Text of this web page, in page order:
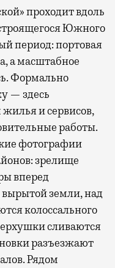
проходит вдоль
Южного
период: портовая
а масштабное
Формально
— здесь
и сервисов,
работы.
фотографии
зрелище
вперед
земли, над
колоссального
сливаются
разъезжают
Рядом